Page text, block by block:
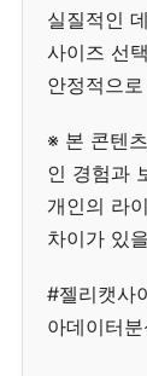
실질적인
사이즈 선
안정적으
※ 본 콘텐
인 경험과
개인의 라
차이가 있
#젤리캣사
아데이터분